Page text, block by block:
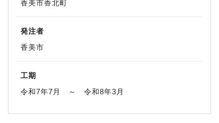
香美市香北町
発注者
香美市
工期
令和7年7月 ～ 令和8年3月